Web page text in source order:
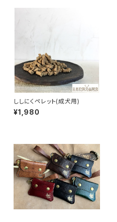
ししにくペレット(成犬用)
¥1,980